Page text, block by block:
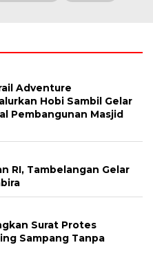
Adventure
Hobi Sambil Gelar
Pembangunan Masjid
RI, Tambelangan Gelar
Surat Protes
Sampang Tanpa